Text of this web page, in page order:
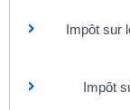
Impôt sur
Impôt